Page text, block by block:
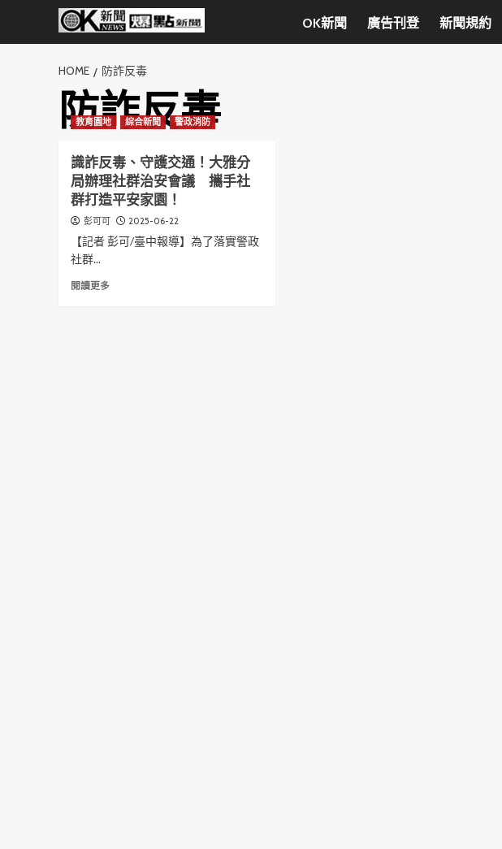
OK新聞 廣告刊登 新聞規約
HOME 防詐反毒
防詐反毒
教育園地 綜合新聞 警政消防
識詐反毒、守護交通！大雅分
局辦理社群治安會議 攜手社
群打造平安家園！
彭可可 2025-06-22
【記者 彭可/臺中報導】為了落實警政
社群...
閱讀更多Read